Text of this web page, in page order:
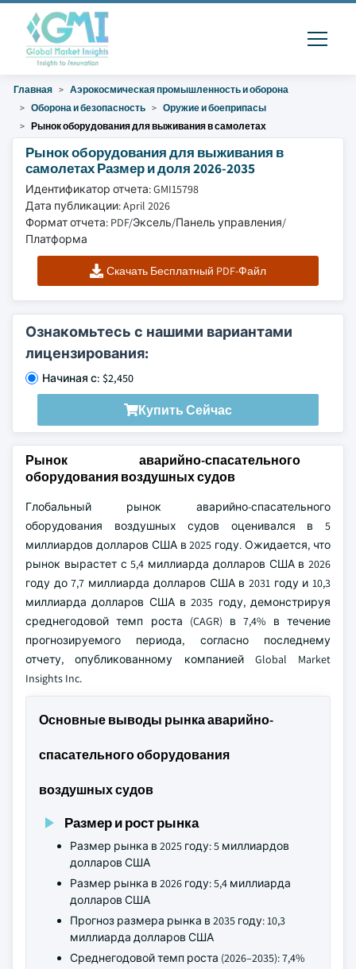
Главная
Аэрокосмическая промышленность и оборона
Оборона и безопасность
Оружие и боеприпасы
Рынок оборудования для выживания в самолетах
Рынок оборудования для выживания в
самолетах Размер и доля 2026-2035
Идентификатор отчета: GMI15798
Дата публикации: April 2026
Формат отчета: PDF/Эксель/Панель управления/
Платформа
Скачать Бесплатный PDF-Файл
Ознакомьтесь с нашими вариантами
лицензирования:
Начиная с: $2,450
Купить Сейчас
Рынок аварийно-спасательного
оборудования воздушных судов
Глобальный рынок аварийно-спасательного
оборудования воздушных судов оценивался в 5
миллиардов долларов США в 2025 году. Ожидается, что
рынок вырастет с 5,4 миллиарда долларов США в 2026
году до 7,7 миллиарда долларов США в 2031 году и 10,3
миллиарда долларов США в 2035 году, демонстрируя
среднегодовой темп роста (CAGR) в 7,4% в течение
прогнозируемого периода, согласно последнему
отчету, опубликованному компанией Global Market
Insights Inc.
Основные выводы рынка аварийно-
спасательного оборудования
воздушных судов
Размер и рост рынка
Размер рынка в 2025 году: 5 миллиардов
долларов США
Размер рынка в 2026 году: 5,4 миллиарда
долларов США
Прогноз размера рынка в 2035 году: 10,3
миллиарда долларов США
Среднегодовой темп роста (2026–2035): 7,4%